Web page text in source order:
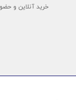
خرید آنلاین و